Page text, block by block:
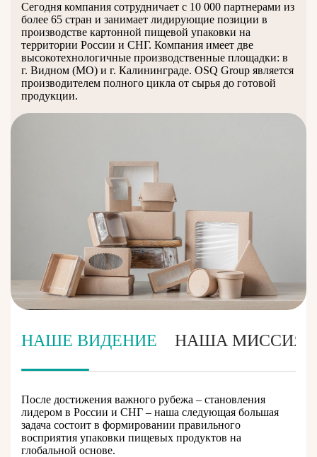
Сегодня компания сотрудничает с 10 000 партнерами из
более 65 стран и занимает лидирующие позиции в
производстве картонной пищевой упаковки на
территории России и СНГ. Компания имеет две
высокотехнологичные производственные площадки: в
г. Видном (МО) и г. Калининграде. OSQ Group является
производителем полного цикла от сырья до готовой
продукции.
НАШЕ ВИДЕНИЕ НАША МИССИЯ
После достижения важного рубежа – становления
лидером в России и СНГ – наша следующая большая
задача состоит в формировании правильного
восприятия упаковки пищевых продуктов на
глобальной основе.